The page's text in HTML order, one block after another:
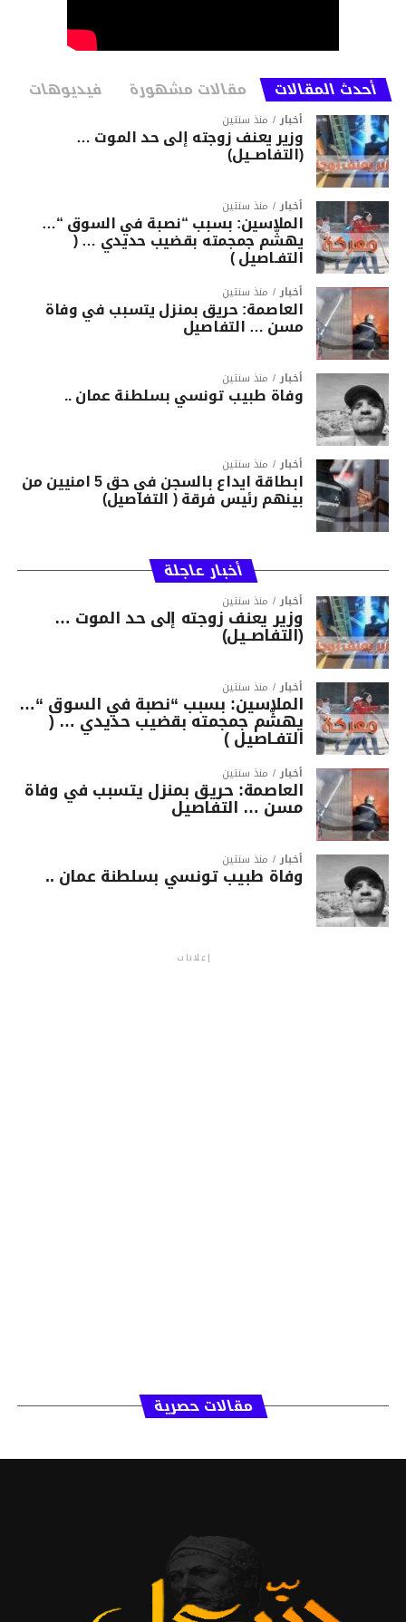
أحدث المقالات مقالات مشهورة فيديوهات
أخبار منذ سنتين
وزير يعنف زوجته إلى حد الموت …
(التفاصــيل)
أخبار منذ سنتين
الملاسين: بسبب “نصبة في السوق “…
يهشّم جمجمته بقضيب حديدي … (
التفـاصيل )
أخبار منذ سنتين
العاصمة: حريق بمنزل يتسبب في وفاة
مسن … التفاصيل
أخبار منذ سنتين
وفاة طبيب تونسي بسلطنة عمان ..
أخبار منذ سنتين
ابطاقة ايداع بالسجن في حق 5 امنيين من
بينهم رئيس فرقة ( التفاصيل)
أخبار عاجلة
أخبار منذ سنتين
وزير يعنف زوجته إلى حد الموت …
(التفاصــيل)
أخبار منذ سنتين
الملاسين: بسبب “نصبة في السوق “…
يهشّم جمجمته بقضيب حديدي … (
التفـاصيل )
أخبار منذ سنتين
العاصمة: حريق بمنزل يتسبب في وفاة
مسن … التفاصيل
أخبار منذ سنتين
وفاة طبيب تونسي بسلطنة عمان ..
إعلانات
مقالات حصرية